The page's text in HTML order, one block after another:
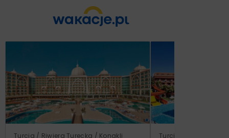
Turcja / Riwiera Turecka / Konakli Turcja / Riwiera